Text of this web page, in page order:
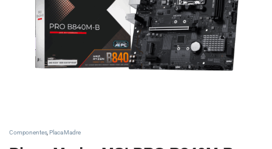
Componentes,Placa Madre